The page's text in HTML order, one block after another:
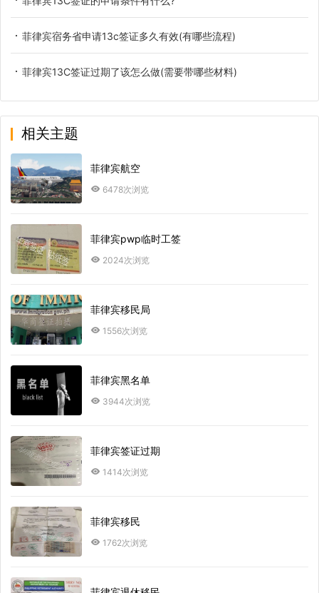
菲律宾宿务省申请13c签证多久有效(有哪些流程)
菲律宾13C签证过期了该怎么做(需要带哪些材料)
相关主题
菲律宾航空
6478次浏览
菲律宾pwp临时工签
2024次浏览
菲律宾移民局
1556次浏览
菲律宾黑名单
3944次浏览
菲律宾签证过期
1414次浏览
菲律宾移民
1762次浏览